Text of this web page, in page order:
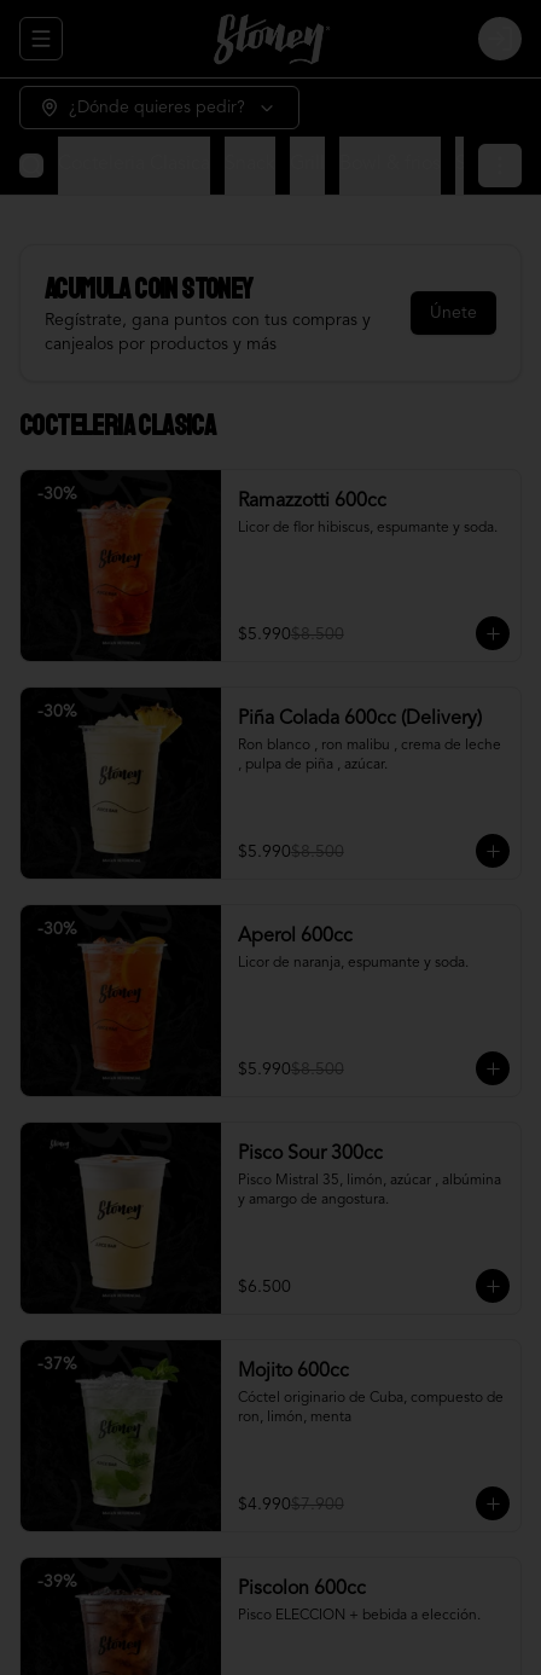
Abrir menu de navegación Login
¿Dónde quieres pedir?
AcumulaCOIN STONEY
Regístrate, gana puntos con tus compras y
canjealos por productos y más
Únete
Cocteleria Clasica
-30% Ramazzotti 600cc
Licor de flor hibiscus, espumante y soda.
$5.990$8.500
-30% Piña Colada 600cc (Delivery)
Ron blanco , ron malibu , crema de leche
, pulpa de piña , azúcar.
$5.990$8.500
-30% Aperol 600cc
Licor de naranja, espumante y soda.
$5.990$8.500
Pisco Sour 300cc
Pisco Mistral 35, limón, azúcar , albúmina
y amargo de angostura.
$6.500
-37% Mojito 600cc
Cóctel originario de Cuba, compuesto de
ron, limón, menta
$4.990$7.900
-39% Piscolon 600cc
Pisco ELECCION + bebida a elección.